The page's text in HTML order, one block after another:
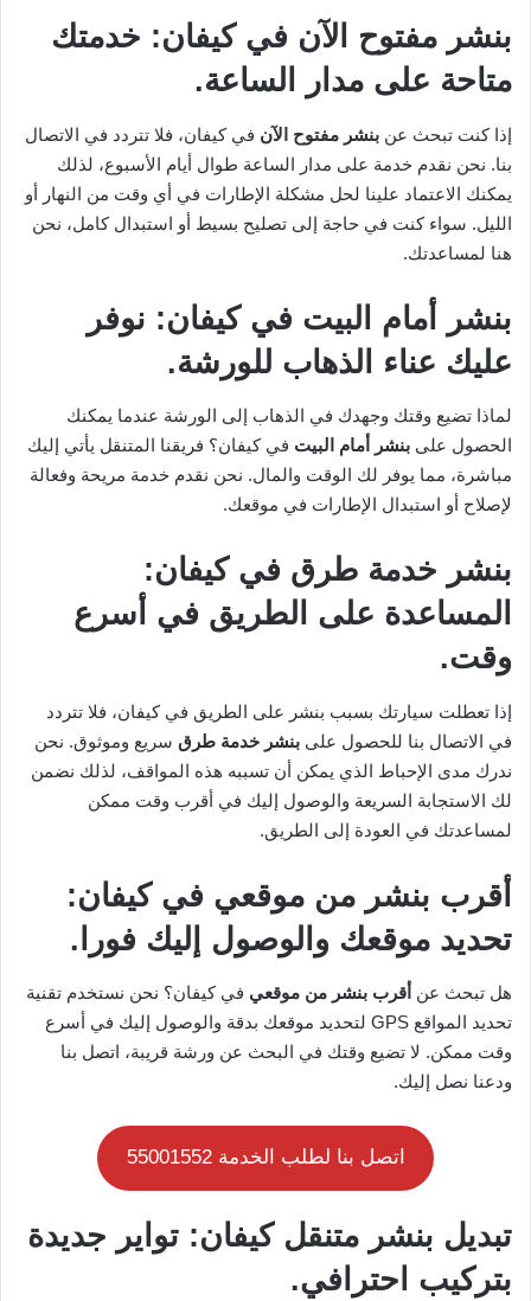
بنشر مفتوح الآن في كيفان: خدمتك
متاحة على مدار الساعة.
إذا كنت تبحث عن بنشر مفتوح الآن في كيفان، فلا تتردد في الاتصال
بنا. نحن نقدم خدمة على مدار الساعة طوال أيام الأسبوع، لذلك
يمكنك الاعتماد علينا لحل مشكلة الإطارات في أي وقت من النهار أو
الليل. سواء كنت في حاجة إلى تصليح بسيط أو استبدال كامل، نحن
هنا لمساعدتك.
بنشر أمام البيت في كيفان: نوفر
عليك عناء الذهاب للورشة.
لماذا تضيع وقتك وجهدك في الذهاب إلى الورشة عندما يمكنك
الحصول على بنشر أمام البيت في كيفان؟ فريقنا المتنقل يأتي إليك
مباشرة، مما يوفر لك الوقت والمال. نحن نقدم خدمة مريحة وفعالة
لإصلاح أو استبدال الإطارات في موقعك.
بنشر خدمة طرق في كيفان:
المساعدة على الطريق في أسرع
وقت.
إذا تعطلت سيارتك بسبب بنشر على الطريق في كيفان، فلا تتردد
في الاتصال بنا للحصول على بنشر خدمة طرق سريع وموثوق. نحن
ندرك مدى الإحباط الذي يمكن أن تسببه هذه المواقف، لذلك نضمن
لك الاستجابة السريعة والوصول إليك في أقرب وقت ممكن
لمساعدتك في العودة إلى الطريق.
أقرب بنشر من موقعي في كيفان:
تحديد موقعك والوصول إليك فورا.
هل تبحث عن أقرب بنشر من موقعي في كيفان؟ نحن نستخدم تقنية
تحديد المواقع GPS لتحديد موقعك بدقة والوصول إليك في أسرع
وقت ممكن. لا تضيع وقتك في البحث عن ورشة قريبة، اتصل بنا
ودعنا نصل إليك.
اتصل بنا لطلب الخدمة 55001552
تبديل بنشر متنقل كيفان: تواير جديدة
بتركيب احترافي.